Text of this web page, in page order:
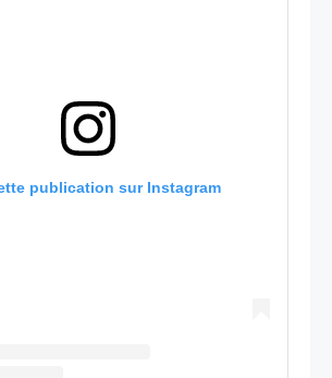
publication sur Instagram